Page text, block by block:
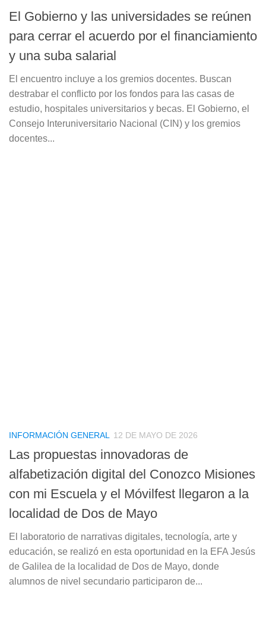
El Gobierno y las universidades se reúnen
para cerrar el acuerdo por el financiamiento
y una suba salarial
El encuentro incluye a los gremios docentes. Buscan
destrabar el conflicto por los fondos para las casas de
estudio, hospitales universitarios y becas. El Gobierno, el
Consejo Interuniversitario Nacional (CIN) y los gremios
docentes...
INFORMACIÓN GENERAL 12 DE MAYO DE 2026
Las propuestas innovadoras de
alfabetización digital del Conozco Misiones
con mi Escuela y el Móvilfest llegaron a la
localidad de Dos de Mayo
El laboratorio de narrativas digitales, tecnología, arte y
educación, se realizó en esta oportunidad en la EFA Jesús
de Galilea de la localidad de Dos de Mayo, donde
alumnos de nivel secundario participaron de...